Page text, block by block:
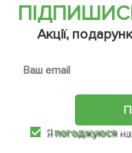
Акції,
Япогоджуюся